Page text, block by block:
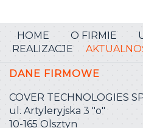
HOME O FIRMIE
REALIZACJE
DANE FIRMOWE
COVER TECHNOLOGIES
ul. Artyleryjska 3 ″o″
10-165 Olsztyn